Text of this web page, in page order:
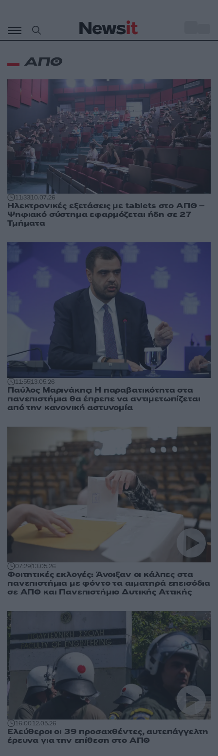
περιεχόμενο
ΑΠΘ
11:3310.07.26
Ηλεκτρονικές εξετάσεις με tablets στο ΑΠΘ –
Ψηφιακό σύστημα εφαρμόζεται ήδη σε 27
Τμήματα
11:5513.05.26
Παύλος Μαρινάκης: Η παραβατικότητα στα
πανεπιστήμια θα έπρεπε να αντιμετωπίζεται
από την κανονική αστυνομία
07:2913.05.26
Φοιτητικές εκλογές: Άνοιξαν οι κάλπες στα
πανεπιστήμια με φόντο τα αιματηρά επεισόδια
σε ΑΠΘ και Πανεπιστήμιο Δυτικής Αττικής
16:0012.05.26
Ελεύθεροι οι 39 προσαχθέντες, αυτεπάγγελτη
έρευνα για την επίθεση στο ΑΠΘ